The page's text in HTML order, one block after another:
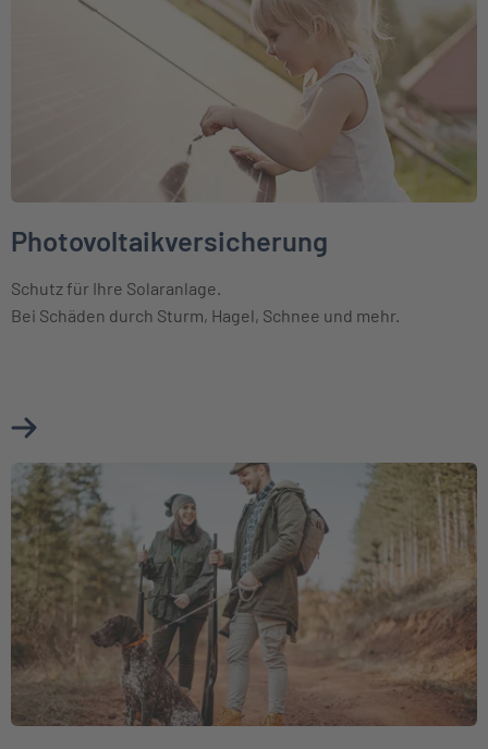
Photovoltaikversicherung
Schutz für Ihre Solaranlage.
Bei Schäden durch Sturm, Hagel, Schnee und mehr.
Mehr über Photovoltaikversicherung erfahren
Weiter zu Jagdhaftpflichtversicherung